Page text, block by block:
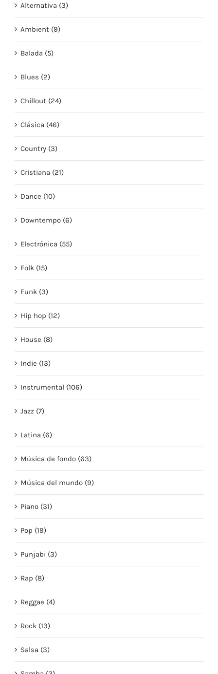
Alternativa (3)
Ambient (9)
Balada (5)
Blues (2)
Chillout (24)
Clásica (46)
Country (3)
Cristiana (21)
Dance (10)
Downtempo (6)
Electrónica (55)
Folk (15)
Funk (3)
Hip hop (12)
House (8)
Indie (13)
Instrumental (106)
Jazz (7)
Latina (6)
Música de fondo (63)
Música del mundo (9)
Piano (31)
Pop (19)
Punjabi (3)
Rap (8)
Reggae (4)
Rock (13)
Salsa (3)